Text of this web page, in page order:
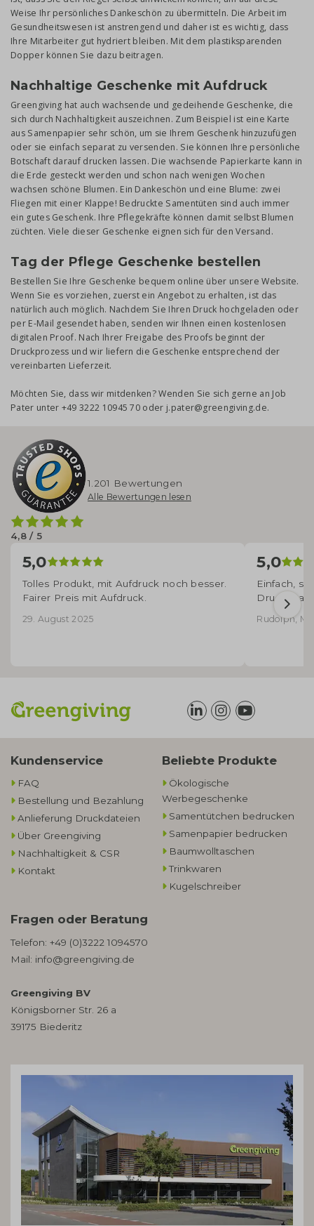
Weise Ihr persönliches Dankeschön zu übermitteln. Die Arbeit im
Gesundheitswesen ist anstrengend und daher ist es wichtig, dass
Ihre Mitarbeiter gut hydriert bleiben. Mit dem plastiksparenden
Dopper können Sie dazu beitragen.
Nachhaltige Geschenke mit Aufdruck
Greengiving hat auch wachsende und gedeihende Geschenke, die
sich durch Nachhaltigkeit auszeichnen. Zum Beispiel ist eine Karte
aus Samenpapier sehr schön, um sie Ihrem Geschenk hinzuzufügen
oder sie einfach separat zu versenden. Sie können Ihre persönliche
Botschaft darauf drucken lassen. Die wachsende Papierkarte kann in
die Erde gesteckt werden und schon nach wenigen Wochen
wachsen schöne Blumen. Ein Dankeschön und eine Blume: zwei
Fliegen mit einer Klappe! Bedruckte Samentüten sind auch immer
ein gutes Geschenk. Ihre Pflegekräfte können damit selbst Blumen
züchten. Viele dieser Geschenke eignen sich für den Versand.
Tag der Pflege Geschenke bestellen
Bestellen Sie Ihre Geschenke bequem online über unsere Website.
Wenn Sie es vorziehen, zuerst ein Angebot zu erhalten, ist das
natürlich auch möglich. Nachdem Sie Ihren Druck hochgeladen oder
per E-Mail gesendet haben, senden wir Ihnen einen kostenlosen
digitalen Proof. Nach Ihrer Freigabe des Proofs beginnt der
Druckprozess und wir liefern die Geschenke entsprechend der
vereinbarten Lieferzeit.
Möchten Sie, dass wir mitdenken? Wenden Sie sich gerne an Job
Pater unter +49 3222 10945 70 oder j.pater@greengiving.de.
4,8 / 5
1.201 Bewertungen
Alle Bewertungen lesen
5,0
Tolles Produkt, mit Aufdruck noch besser.
Fairer Preis mit Aufdruck.
29. August 2025
5,0
Einfach,
Rudolph,
Kundenservice
FAQ
Bestellung und Bezahlung
Anlieferung Druckdateien
Über Greengiving
Nachhaltigkeit & CSR
Kontakt
Beliebte Produkte
Ökologische
Werbegeschenke​
Samentütchen bedrucken
Samenpapier bedrucken
Baumwolltaschen​
Trinkwaren
Kugelschreiber
Fragen oder Beratung
Telefon: +49 (0)3222 1094570
Mail: info@greengiving.de
Greengiving BV
Königsborner Str. 26 a
39175 Biederitz